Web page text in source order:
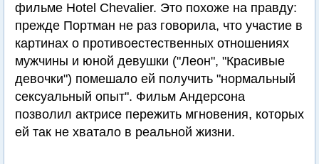
фильме Hotel Chevalier. Это похоже на правду:
прежде Портман не раз говорила, что участие в
картинах о противоестественных отношениях
мужчины и юной девушки ("Леон", "Красивые
девочки") помешало ей получить "нормальный
сексуальный опыт". Фильм Андерсона
позволил актрисе пережить мгновения, которых
ей так не хватало в реальной жизни.